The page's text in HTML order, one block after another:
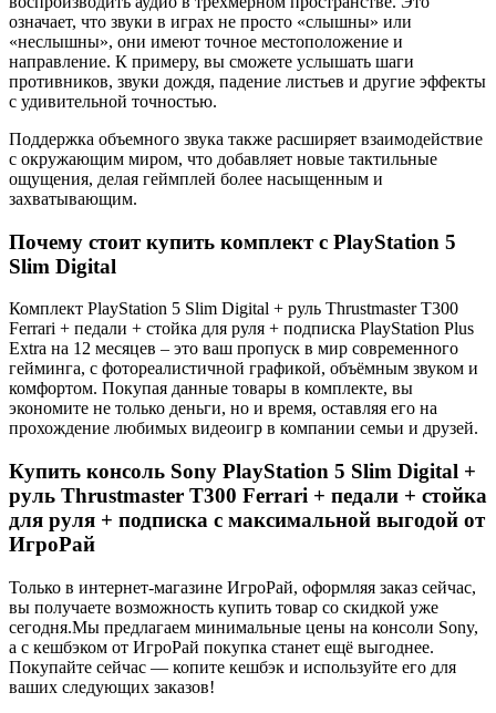
означает, что звуки в играх не просто «слышны» или
«неслышны», они имеют точное местоположение и
направление. К примеру, вы сможете услышать шаги
противников, звуки дождя, падение листьев и другие эффекты
с удивительной точностью.
Поддержка объемного звука также расширяет взаимодействие
с окружающим миром, что добавляет новые тактильные
ощущения, делая геймплей более насыщенным и
захватывающим.
Почему стоит купить комплект с PlayStation 5
Slim Digital
Комплект PlayStation 5 Slim Digital + руль Thrustmaster T300
Ferrari + педали + стойка для руля + подписка PlayStation Plus
Extra на 12 месяцев – это ваш пропуск в мир современного
гейминга, с фотореалистичной графикой, объёмным звуком и
комфортом. Покупая данные товары в комплекте, вы
экономите не только деньги, но и время, оставляя его на
прохождение любимых видеоигр в компании семьи и друзей.
Купить консоль Sony PlayStation 5 Slim Digital +
руль Thrustmaster T300 Ferrari + педали + стойка
для руля + подписка с максимальной выгодой от
ИгроРай
Только в интернет-магазине ИгроРай, оформляя заказ сейчас,
вы получаете возможность купить товар со скидкой уже
сегодня.Мы предлагаем минимальные цены на консоли Sony,
а с кешбэком от ИгроРай покупка станет ещё выгоднее.
Покупайте сейчас — копите кешбэк и используйте его для
ваших следующих заказов!